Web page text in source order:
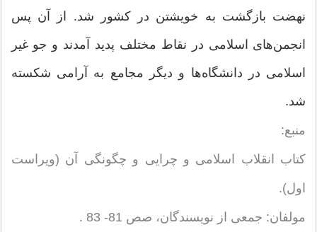
نهضت بازگشت به خویشتن در کشور شد. از آن پس
انجمن‌های اسلامی در نقاط مختلف پدید آ‌مدند و جو غیر
اسلامی در دانشگاه‌ها و دیگر مجامع به آرامی شکسته
شد.
منبع:
کتاب انقلاب اسلامی و چرایی و چگونگی آن (ویراست
اول).
مولفان: جمعی از نویسندگان، صص 81- 83 .